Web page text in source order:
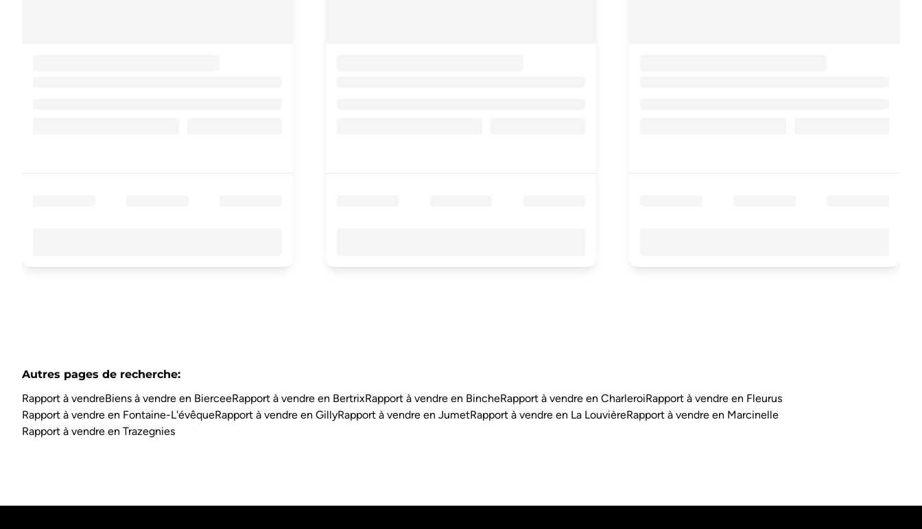
Autres pages de recherche:
Rapport à vendreBiens à vendre en BierceeRapport à vendre en BertrixRapport à vendre en BincheRapport à vendre en CharleroiRapport à vendre en Fleurus
Rapport à vendre en Fontaine-L'évêqueRapport à vendre en GillyRapport à vendre en JumetRapport à vendre en La LouvièreRapport à vendre en Marcinelle
Rapport à vendre en Trazegnies